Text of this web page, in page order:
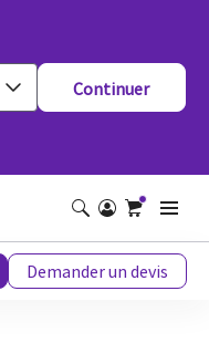
Continuer
Demander un devis